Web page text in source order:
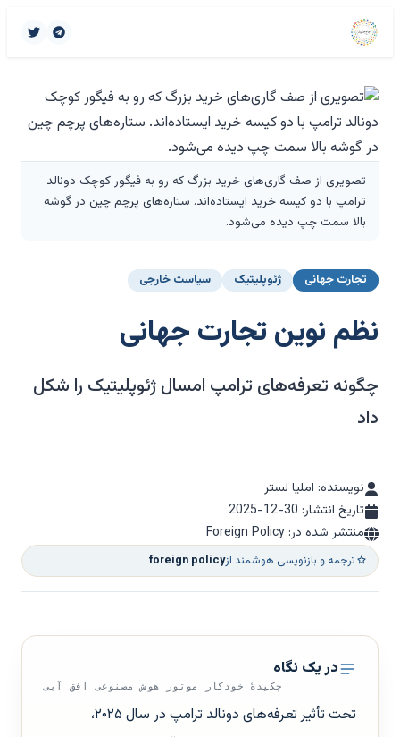
تصویری از صف گاری‌های خرید بزرگ که رو به فیگور کوچک دونالد
ترامپ با دو کیسه خرید ایستاده‌اند. ستاره‌های پرچم چین در گوشه
بالا سمت چپ دیده می‌شود.
تجارت جهانی ژئوپلیتیک سیاست خارجی
نظم نوین تجارت جهانی
چگونه تعرفه‌های ترامپ امسال ژئوپلیتیک را شکل
داد
نویسنده: املیا لستر
تاریخ انتشار: 2025-12-30
منتشر شده در: Foreign Policy
ترجمه و بازنویسی هوشمند ازforeign policy
در یک نگاه
چکیدهٔ خودکار موتور هوش مصنوعی افق آبی
تحت تأثیر تعرفه‌های دونالد ترامپ در سال ۲۰۲۵،